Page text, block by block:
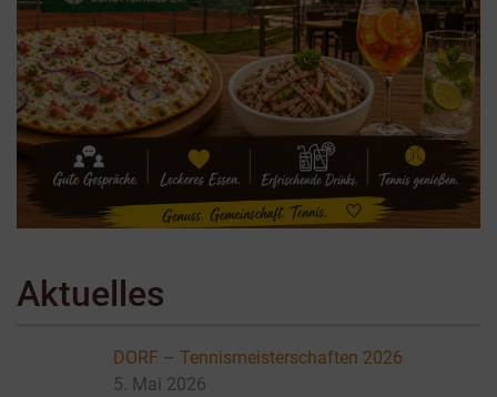
Aktuelles
DORF – Tennismeisterschaften 2026
5. Mai 2026